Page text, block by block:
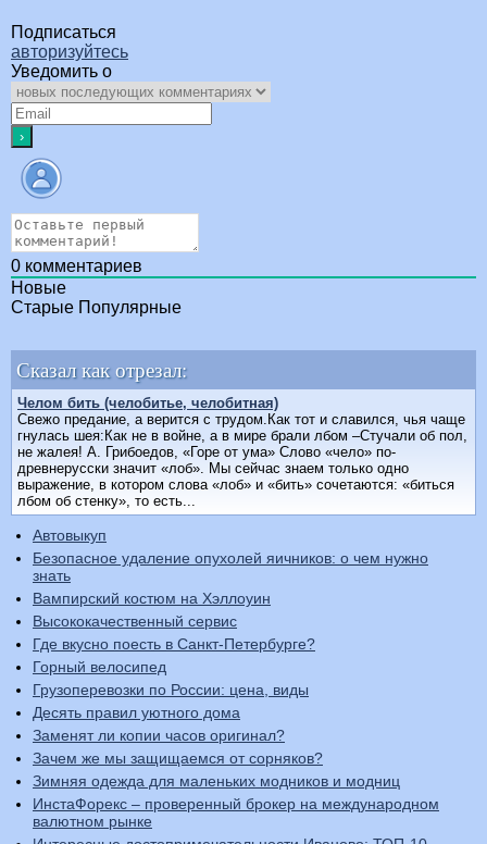
Подписаться
авторизуйтесь
Уведомить о
0 комментариев
Новые
Старые Популярные
Сказал как отрезал:
Челом бить (челобитье, челобитная)
Свежо предание, а верится с трудом.Как тот и славился, чья чаще
гнулась шея:Как не в войне, а в мире брали лбом –Стучали об пол,
не жалея! А. Грибоедов, «Горе от ума» Слово «чело» по-
древнерусски значит «лоб». Мы сейчас знаем только одно
выражение, в котором слова «лоб» и «бить» сочетаются: «биться
лбом об стенку», то есть...
Автовыкуп
Безопасное удаление опухолей яичников: о чем нужно
знать
Вампирский костюм на Хэллоуин
Высококачественный сервис
Где вкусно поесть в Санкт-Петербурге?
Горный велосипед
Грузоперевозки по России: цена, виды
Десять правил уютного дома
Заменят ли копии часов оригинал?
Зачем же мы защищаемся от сорняков?
Зимняя одежда для маленьких модников и модниц
ИнстаФорекс – проверенный брокер на международном
валютном рынке